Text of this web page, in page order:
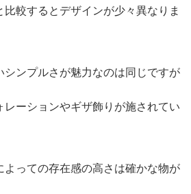
較するとデザインが少々異なりま
シンプルさが魅力なのは同じですが
ーションやギザ飾りが施されてい
よっての存在感の高さは確かな物が